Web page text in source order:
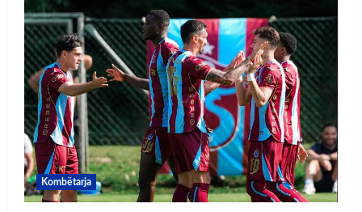
Kombëtarja